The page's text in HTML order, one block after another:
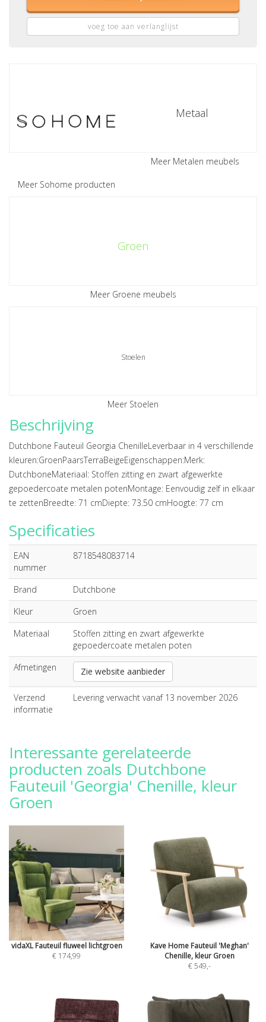
voeg toe aan verlanglijst
Meer Sohome producten
Metaal
Meer Metalen meubels
Groen
Meer Groene meubels
Stoelen
Meer Stoelen
Beschrijving
Dutchbone Fauteuil Georgia ChenilleLeverbaar in 4 verschillende
kleuren:GroenPaarsTerraBeigeEigenschappen:Merk:
DutchboneMateriaal: Stoffen zitting en zwart afgewerkte
gepoedercoate metalen potenMontage: Eenvoudig zelf in elkaar
te zettenBreedte: 71 cmDiepte: 73.50 cmHoogte: 77 cm
Specificaties
EAN
nummer
8718548083714
Brand
Dutchbone
Kleur
Groen
Materiaal
Stoffen zitting en zwart afgewerkte
gepoedercoate metalen poten
Afmetingen
Zie website aanbieder
Verzend
informatie
Levering verwacht vanaf 13 november 2026
Interessante gerelateerde
producten zoals Dutchbone
Fauteuil 'Georgia' Chenille, kleur
Groen
vidaXL Fauteuil fluweel lichtgroen
€ 174,99
Kave Home Fauteuil 'Meghan'
Chenille, kleur Groen
€ 549,-